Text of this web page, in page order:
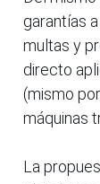
garantías
multas y
directo
(mismo
máquinas
La